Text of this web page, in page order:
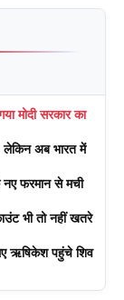
मोदी सरकार का
लेकिन अब भारत में
नए फरमान से मची
भी तो नहीं खतरे
ऋषिकेश पहुंचे शिव